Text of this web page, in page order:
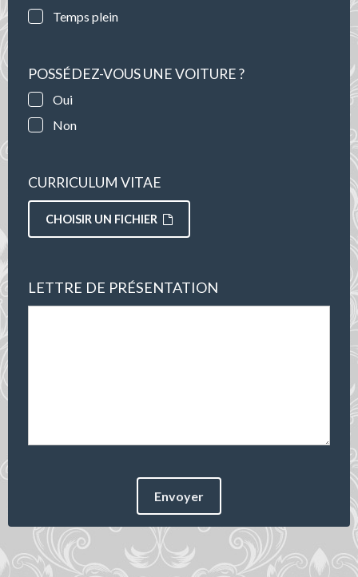
Temps plein
POSSÉDEZ-VOUS UNE VOITURE ?
Oui
Non
CURRICULUM VITAE
CHOISIR UN FICHIER
LETTRE DE PRÉSENTATION
Envoyer